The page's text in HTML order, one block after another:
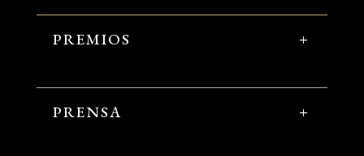
PREMIOS
PRENSA